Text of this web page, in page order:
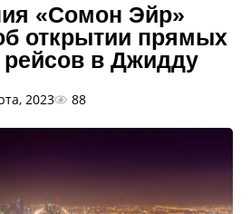
«Сомон Эйр»
открытии прямых
в Джидду
2023 88